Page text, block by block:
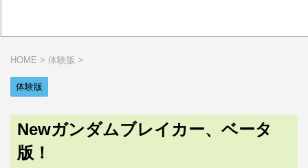
HOME > 体験版 >
体験版
Newガンダムブレイカー、ベータ
版！